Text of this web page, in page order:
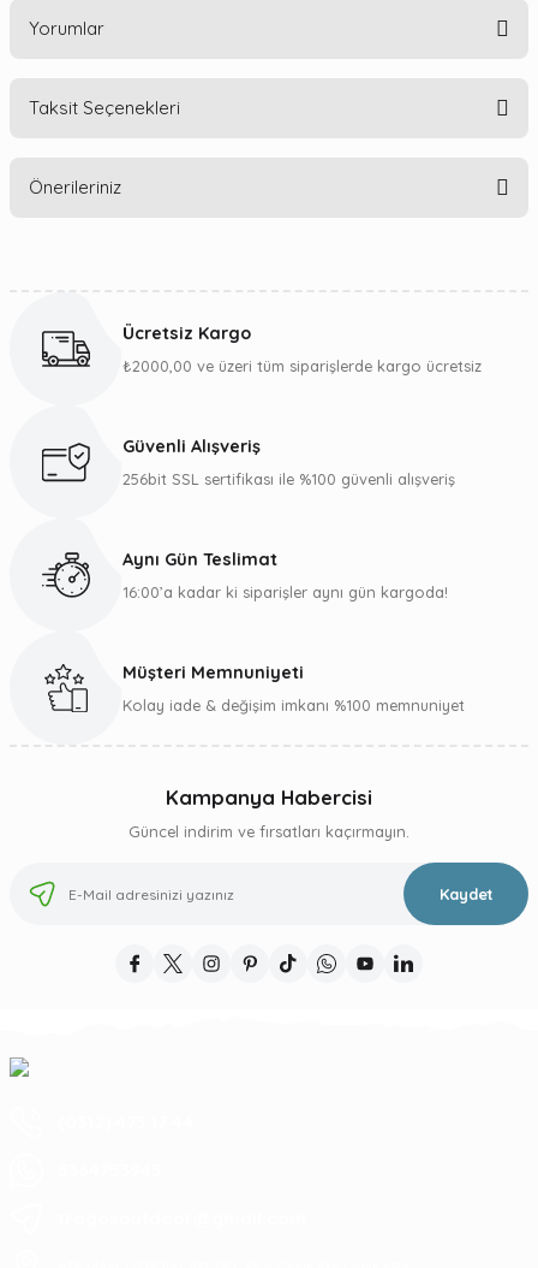
Yorumlar
Taksit Seçenekleri
Önerileriniz
Görüş ve önerileriniz için teşekkür ederiz.
Ürün bilgilerinde hatalar bulunuyor.
Gönder
Ücretsiz Kargo
₺2000,00 ve üzeri tüm siparişlerde kargo ücretsiz
Güvenli Alışveriş
256bit SSL sertifikası ile %100 güvenli alışveriş
Aynı Gün Teslimat
16:00’a kadar ki siparişler aynı gün kargoda!
Müşteri Memnuniyeti
Kolay iade & değişim imkanı %100 memnuniyet
Kampanya Habercisi
Güncel indirim ve fırsatları kaçırmayın.
Kaydet